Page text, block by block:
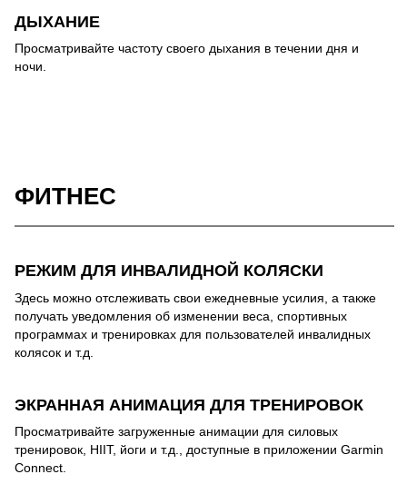
ДЫХАНИЕ
Просматривайте частоту своего дыхания в течении дня и
ночи.
ФИТНЕС
РЕЖИМ ДЛЯ ИНВАЛИДНОЙ КОЛЯСКИ
Здесь можно отслеживать свои ежедневные усилия, а также
получать уведомления об изменении веса, спортивных
программах и тренировках для пользователей инвалидных
колясок и т.д.
ЭКРАННАЯ АНИМАЦИЯ ДЛЯ ТРЕНИРОВОК
Просматривайте загруженные анимации для силовых
тренировок, HIIT, йоги и т.д., доступные в приложении Garmin
Connect.